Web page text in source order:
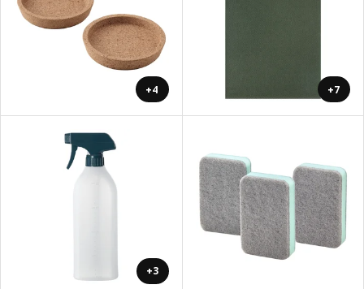
+4 +7
+3